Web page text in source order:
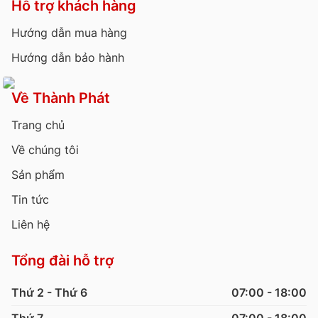
Hỗ trợ khách hàng
Hướng dẫn mua hàng
Hướng dẫn bảo hành
Về Thành Phát
Trang chủ
Về chúng tôi
Sản phẩm
Tin tức
Liên hệ
Tổng đài hỗ trợ
Thứ 2 - Thứ 6
07:00 - 18:00